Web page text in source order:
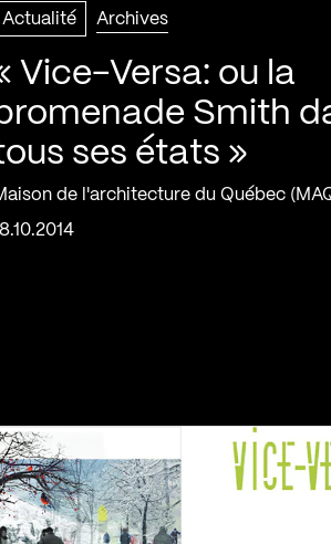
Actualité Archives
Vice-Versa: ou la
Smith
ses états »
de l'architecture du Québec
18.10.2014